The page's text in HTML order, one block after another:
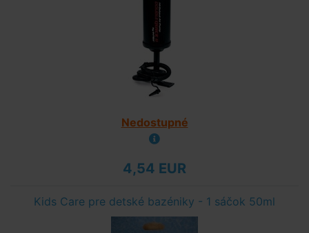
Nedostupné
4,54 EUR
Kids Care pre detské bazéniky - 1 sáčok 50ml